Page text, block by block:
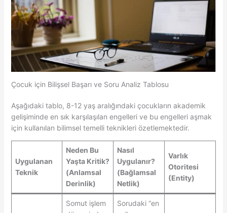
Çocuk için Bilişsel Başarı ve Soru Analiz Tablosu
Aşağıdaki tablo, 8-12 yaş aralığındaki çocukların akademik
gelişiminde en sık karşılaşılan engelleri ve bu engelleri aşmak
için kullanılan bilimsel temelli teknikleri özetlemektedir.
Uygulanan
Teknik
Neden Bu
Yaşta Kritik?
(Anlamsal
Derinlik)
Nasıl
Uygulanır?
(Bağlamsal
Netlik)
Varlık
Otoritesi
(Entity)
Somut işlem
Sorudaki “en